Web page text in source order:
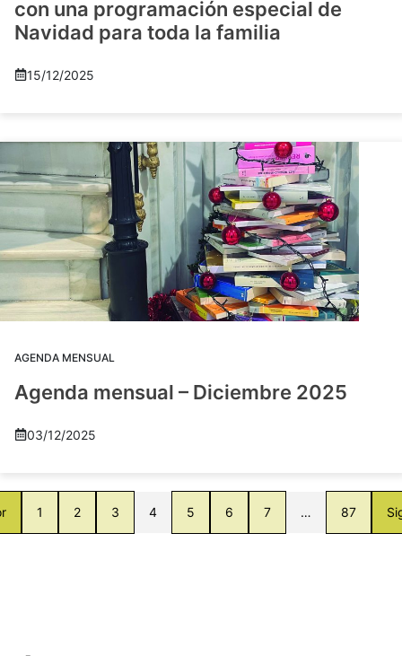
con una programación especial de
Navidad para toda la familia
15/12/2025
AGENDA MENSUAL
Agenda mensual – Diciembre 2025
03/12/2025
1 2 3 4 5 6 7 … 87